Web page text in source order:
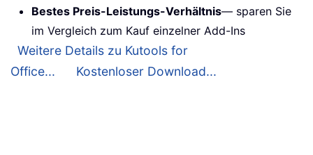
Bestes Preis-Leistungs-Verhältnis— sparen Sie
im Vergleich zum Kauf einzelner Add-Ins
Weitere Details zu Kutools for
Office...
Kostenloser Download...